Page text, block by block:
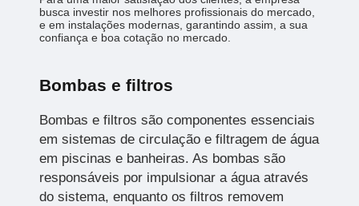
busca investir nos melhores profissionais do mercado,
e em instalações modernas, garantindo assim, a sua
confiança e boa cotação no mercado.
Bombas e filtros
Bombas e filtros são componentes essenciais
em sistemas de circulação e filtragem de água
em piscinas e banheiras. As bombas são
responsáveis por impulsionar a água através
do sistema, enquanto os filtros removem